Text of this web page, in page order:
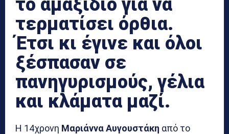
το αμαξίδιο για να
τερματίσει όρθια.
Έτσι κι έγινε και όλοι
ξέσπασαν σε
πανηγυρισμούς, γέλια
και κλάματα μαζί.
Η 14χρονη Μαριάννα Αυγουστάκη από το